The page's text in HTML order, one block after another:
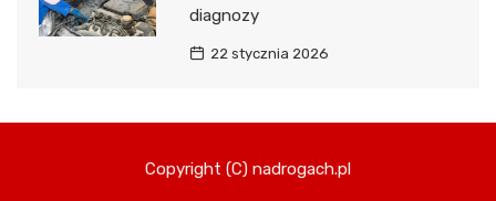
diagnozy
22 stycznia 2026
Copyright (C) nadrogach.pl